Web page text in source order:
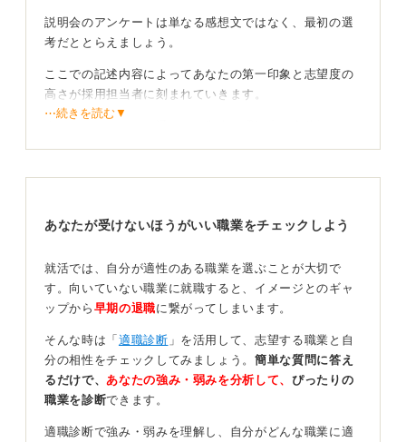
説明会のアンケートは単なる感想文ではなく、最初の選
考だととらえましょう。
ここでの記述内容によってあなたの第一印象と志望度の
高さが採用担当者に刻まれていきます。
の行動意欲の3点を簡潔にまとめることであり、具体例を
添えるだけで前向きな姿勢を強く示せます。
験を活かして貢献していきたい」といった内容です。自
由記述欄は感謝 ＋ 選考への意欲で埋めていきましょ
う。
高めるツールとなります。
⋯続きを読む▼
あなたが受けないほうがいい職業をチェックしよう
就活では、自分が適性のある職業を選ぶことが大切で
す。向いていない職業に就職すると、イメージとのギャ
ップから 早期の退職に繋がってしまいます。
そんな時は「 適職診断 」を活用して、志望する職業と自
分の相性をチェックしてみましょう。簡単な質問に答え
るだけで、 あなたの強み・弱みを分析して、 ぴったりの
職業を診断できます。
適職診断で強み・弱みを理解し、自分がどんな職業に適